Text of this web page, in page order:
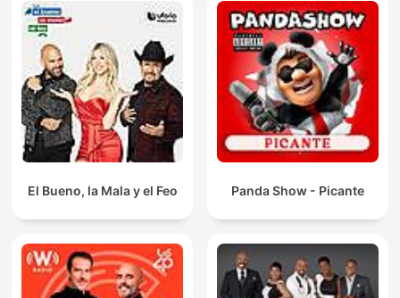
El Bueno, la Mala y el Feo Panda Show - Picante